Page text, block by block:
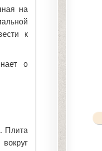
на
к
о
Плита